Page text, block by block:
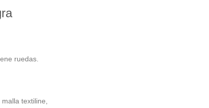
ruedas.
textiline,